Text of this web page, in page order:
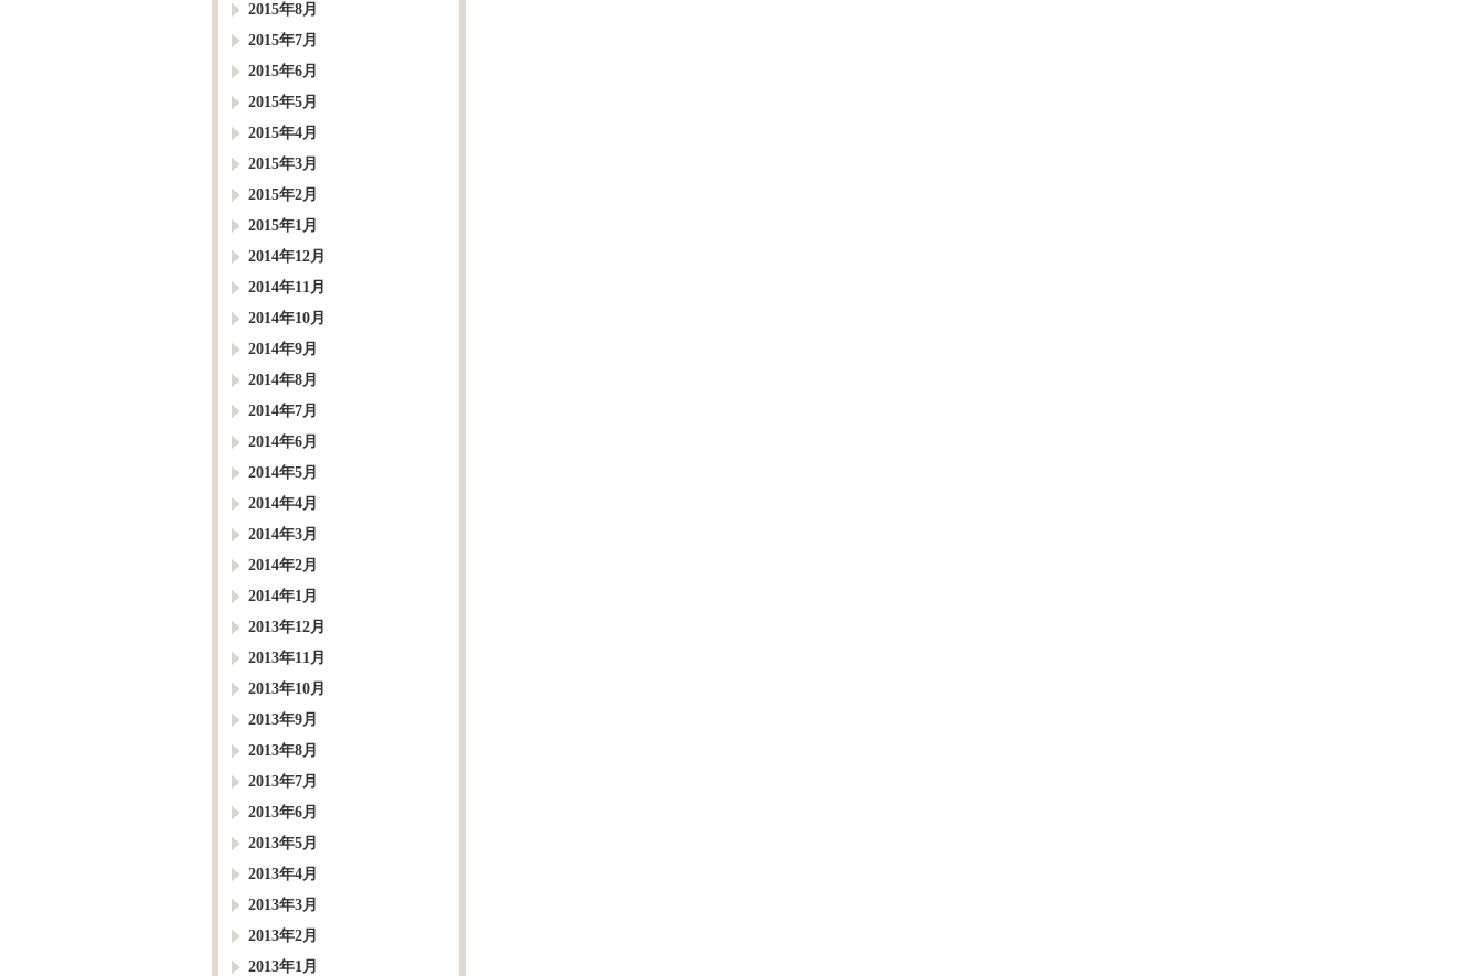
2015年8月
2015年7月
2015年6月
2015年5月
2015年4月
2015年3月
2015年2月
2015年1月
2014年12月
2014年11月
2014年10月
2014年9月
2014年8月
2014年7月
2014年6月
2014年5月
2014年4月
2014年3月
2014年2月
2014年1月
2013年12月
2013年11月
2013年10月
2013年9月
2013年8月
2013年7月
2013年6月
2013年5月
2013年4月
2013年3月
2013年2月
2013年1月